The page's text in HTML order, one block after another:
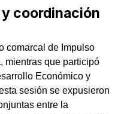
coordinación
comarcal de Impulso
, mientras que participó
Económico y
sesión se expusieron
entre la